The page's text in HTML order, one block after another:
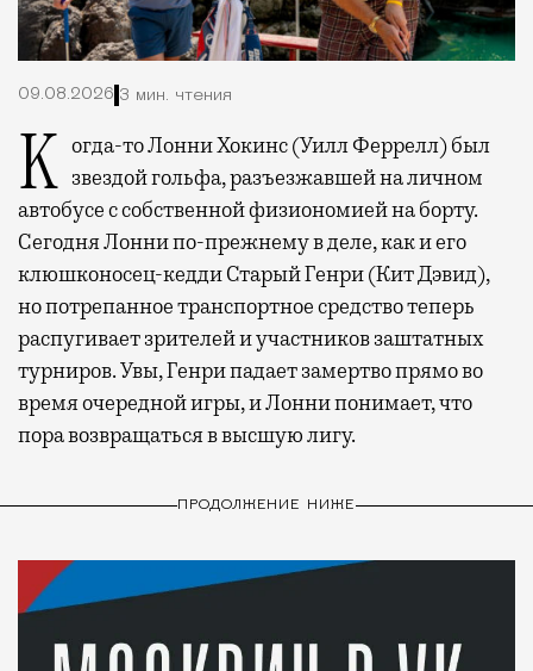
09.08.2026 3 мин. чтения
Когда-то Лонни Хокинс (Уилл Феррелл) был звездой гольфа, разъезжавшей на личном
автобусе с собственной физиономией на борту.
Сегодня Лонни по-прежнему в деле, как и его
клюшконосец-кедди Старый Генри (Кит Дэвид),
но потрепанное транспортное средство теперь
распугивает зрителей и участников заштатных
турниров. Увы, Генри падает замертво прямо во
время очередной игры, и Лонни понимает, что
пора возвращаться в высшую лигу.
ПРОДОЛЖЕНИЕ НИЖЕ